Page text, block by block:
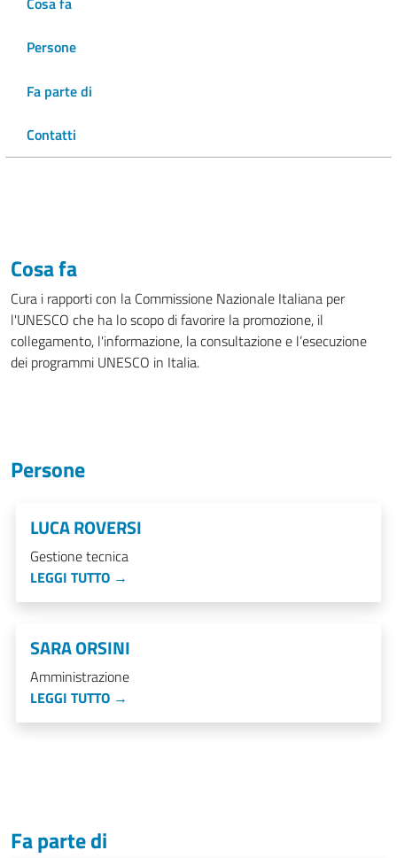
Persone
Fa parte di
Contatti
Cosa fa
Cura i rapporti con la Commissione Nazionale Italiana per
l'UNESCO che ha lo scopo di favorire la promozione, il
collegamento, l'informazione, la consultazione e l’esecuzione
dei programmi UNESCO in Italia.
Persone
LUCA ROVERSI
Gestione tecnica
LEGGI TUTTO →
SARA ORSINI
Amministrazione
LEGGI TUTTO →
Fa parte di